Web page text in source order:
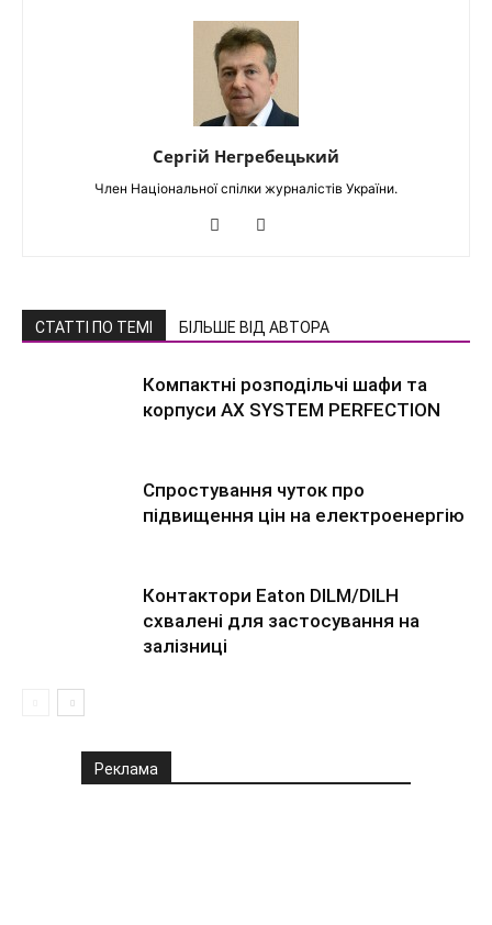
Сергій Негребецький
Член Національної спілки журналістів України.
СТАТТІ ПО ТЕМІ БІЛЬШЕ ВІД АВТОРА
Компактні розподільчі шафи та
корпуси AX SYSTEM PERFECTION
Спростування чуток про
підвищення цін на електроенергію
Контактори Eaton DILM/DILH
схвалені для застосування на
залізниці
Реклама